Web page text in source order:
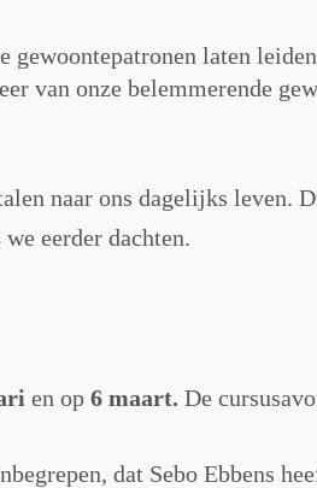
laten
van onze belemmerende
naar ons dagelijks leven.
eerder dachten.
en op 6 maart. De
dat Sebo Ebbens